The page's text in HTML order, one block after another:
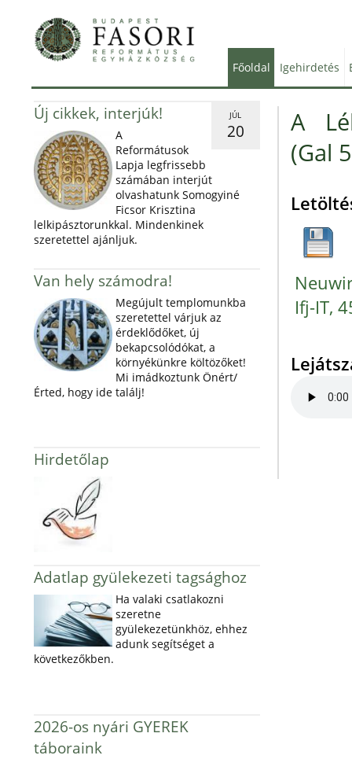
Főoldal Igehirdetés
JÚL
20
Új cikkek, interjúk!
A
Reformátusok
Lapja legfrissebb
számában interjút
olvashatunk Somogyiné
Ficsor Krisztina
lelkipásztorunkkal. Mindenkinek
szeretettel ajánljuk.
Van hely számodra!
Megújult templomunkba
szeretettel várjuk az
érdeklődőket, új
bekapcsolódókat, a
környékünkre költözőket!
Mi imádkoztunk Önért/
Érted, hogy ide találj!
Hirdetőlap
Adatlap gyülekezeti tagsághoz
Ha valaki csatlakozni
szeretne
gyülekezetünkhöz, ehhez
adunk segítséget a
következőkben.
2026-os nyári GYEREK
táboraink
A
(Gal
Ifj-IT,